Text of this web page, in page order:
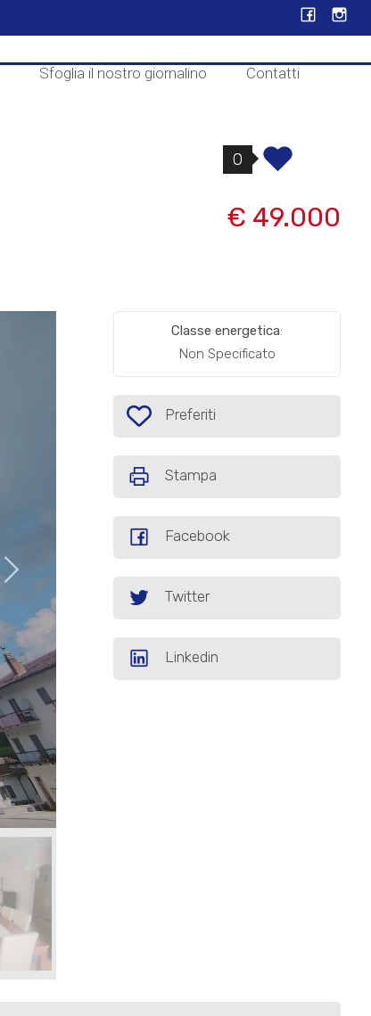
Sfoglia il nostro giornalino Contatti
0
€ 49.000
Classe energetica:
Non Specificato
Preferiti: Cod. P484
Preferiti
Stampa
Facebook
Twitter
Linkedin